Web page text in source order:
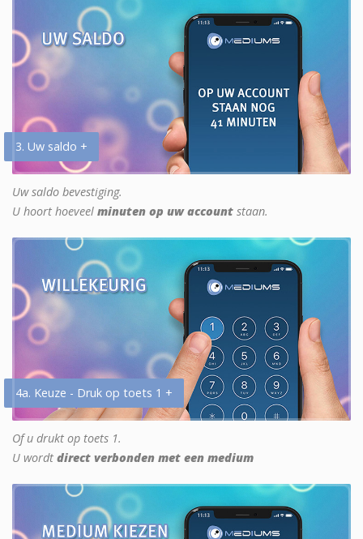
3. Uw saldo +
Uw saldo bevestiging.
U hoort hoeveel minuten op uw account staan.
4a. Keuze - Druk op toets 1 +
Of u drukt op toets 1.
U wordt direct verbonden met een medium